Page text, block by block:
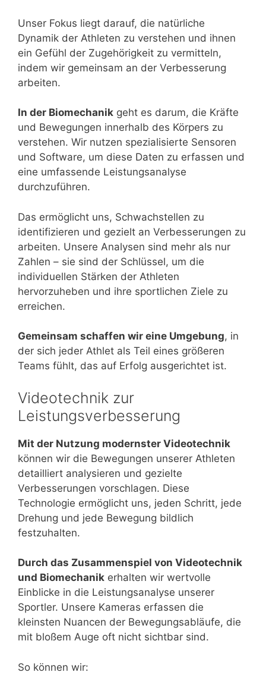
Unser Fokus liegt darauf, die natürliche
Dynamik der Athleten zu verstehen und ihnen
ein Gefühl der Zugehörigkeit zu vermitteln,
indem wir gemeinsam an der Verbesserung
arbeiten.
In der Biomechanik geht es darum, die Kräfte
und Bewegungen innerhalb des Körpers zu
verstehen. Wir nutzen spezialisierte Sensoren
und Software, um diese Daten zu erfassen und
eine umfassende Leistungsanalyse
durchzuführen.
Das ermöglicht uns, Schwachstellen zu
identifizieren und gezielt an Verbesserungen zu
arbeiten. Unsere Analysen sind mehr als nur
Zahlen – sie sind der Schlüssel, um die
individuellen Stärken der Athleten
hervorzuheben und ihre sportlichen Ziele zu
erreichen.
Gemeinsam schaffen wir eine Umgebung, in
der sich jeder Athlet als Teil eines größeren
Teams fühlt, das auf Erfolg ausgerichtet ist.
Videotechnik zur
Leistungsverbesserung
Mit der Nutzung modernster Videotechnik
können wir die Bewegungen unserer Athleten
detailliert analysieren und gezielte
Verbesserungen vorschlagen. Diese
Technologie ermöglicht uns, jeden Schritt, jede
Drehung und jede Bewegung bildlich
festzuhalten.
Durch das Zusammenspiel von Videotechnik
und Biomechanik erhalten wir wertvolle
Einblicke in die Leistungsanalyse unserer
Sportler. Unsere Kameras erfassen die
kleinsten Nuancen der Bewegungsabläufe, die
mit bloßem Auge oft nicht sichtbar sind.
So können wir: